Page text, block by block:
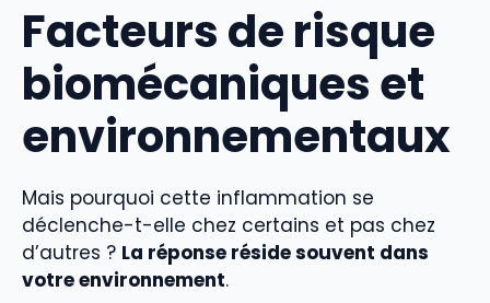
Facteurs de risque
biomécaniques et
environnementaux
Mais pourquoi cette inflammation se
déclenche-t-elle chez certains et pas chez
d’autres ? La réponse réside souvent dans
votre environnement.